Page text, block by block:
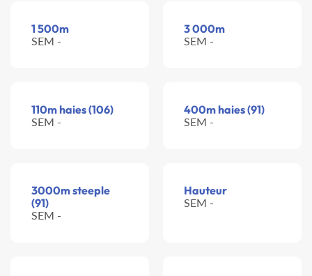
1 500m
SEM -
3 000m
SEM -
110m haies (106)
SEM -
400m haies (91)
SEM -
3000m steeple
(91)
SEM -
Hauteur
SEM -